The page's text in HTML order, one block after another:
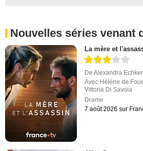
Nouvelles séries venant
La mère et
DeAlexandra
Avec Hélène de
Vittoria Di Savoia
Drame
7 août 2026 sur